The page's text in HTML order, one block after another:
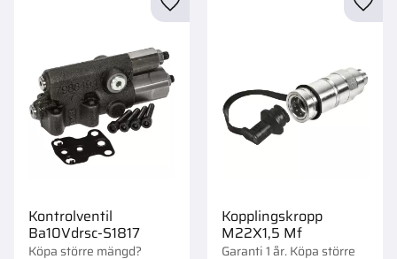
Kontrolventil
Ba10Vdrsc-S1817
Köpa större mängd?
Lägg till i favoriter
Kopplingskropp
M22X1,5 Mf
Garanti 1 år. Köpa större